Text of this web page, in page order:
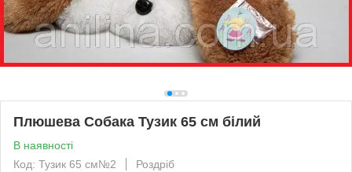
Плюшева Собака Тузик 65 см білий
В наявності
Код: Тузик 65 см№2
Роздріб